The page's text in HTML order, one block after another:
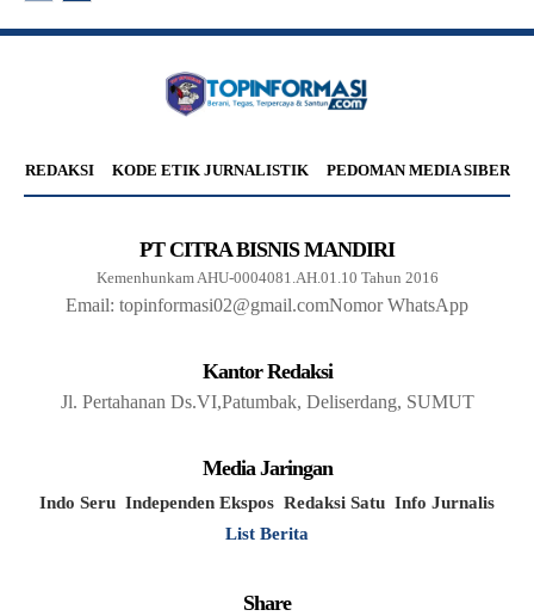
REDAKSI KODE ETIK JURNALISTIK PEDOMAN MEDIA SIBER
PT CITRA BISNIS MANDIRI
Kemenhunkam AHU-0004081.AH.01.10 Tahun 2016
Email: topinformasi02@gmail.comNomor WhatsApp
Kantor Redaksi
Jl. Pertahanan Ds.VI,Patumbak, Deliserdang, SUMUT
Media Jaringan
Indo Seru Independen Ekspos Redaksi Satu Info Jurnalis
List Berita
Share